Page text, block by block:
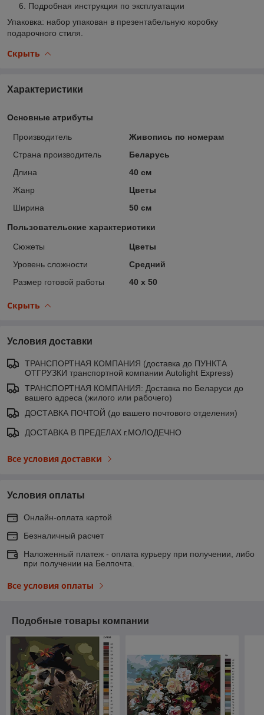
Подробная инструкция по эксплуатации
Упаковка: набор упакован в презентабельную коробку
подарочного стиля.
Скрыть
Характеристики
Основные атрибуты
Производитель
Живопись по номерам
Страна производитель
Беларусь
Длина
40 см
Жанр
Цветы
Ширина
50 см
Пользовательские характеристики
Сюжеты
Цветы
Уровень сложности
Средний
Размер готовой работы
40 x 50
Скрыть
Условия доставки
ТРАНСПОРТНАЯ КОМПАНИЯ (доставка до ПУНКТА
ОТГРУЗКИ транспортной компании Autolight Express)
ТРАНСПОРТНАЯ КОМПАНИЯ: Доставка по Беларуси до
вашего адреса (жилого или рабочего)
ДОСТАВКА ПОЧТОЙ (до вашего почтового отделения)
ДОСТАВКА В ПРЕДЕЛАХ г.МОЛОДЕЧНО
Все условия доставки
Условия оплаты
Онлайн-оплата картой
Безналичный расчет
Наложенный платеж - оплата курьеру при получении, либо
при получении на Белпочта.
Все условия оплаты
Подобные товары компании